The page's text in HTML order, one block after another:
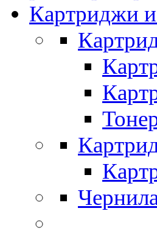
Картриджи